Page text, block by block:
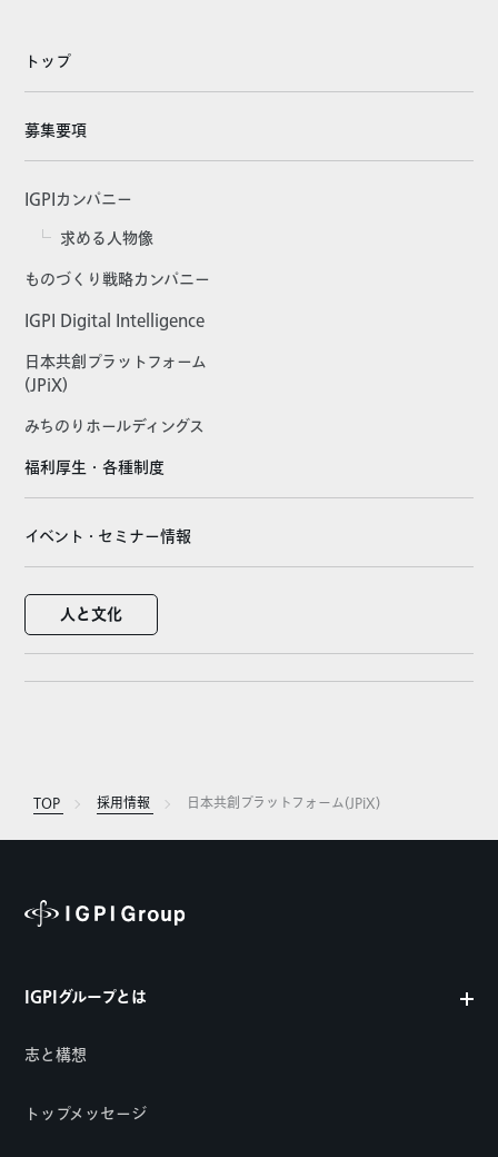
トップ
募集要項
IGPIカンパニー
求める人物像
ものづくり戦略カンパニー
IGPI Digital Intelligence
日本共創プラットフォーム
(JPiX)
みちのりホールディングス
福利厚生・各種制度
イベント・セミナー情報
人と文化
TOP 採用情報 日本共創プラットフォーム(JPiX)
IGPIグループとは
志と構想
トップメッセージ